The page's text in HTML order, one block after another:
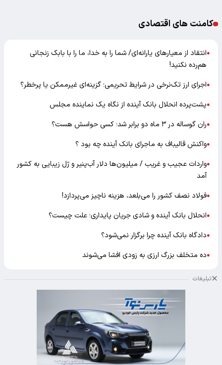
کامنت های اقتصادی
●انتقاد از معیارهای یارانه‌ای/ شما را به خدا، ما را با بابک زنجانی
هم‌رده نکنید!
●اجرای ارز تک‌نرخی در شرایط تحریمی؛ گزینه‌ای غیرممکن یا پرخطر؟
●پشت‌پرده انحلال بانک آینده از نگاه یک نماینده مجلس
●ران گوساله در ۳ ماه دو برابر شد؛ کسی حواسش هست؟
●واکنش قالیباف به ماجرای بانک آینده چه بود ؟
●واردات عجیب و غریب / میلیون‌ها دلار آب‌پنیر و ژل زیبایی به کشور
آمد
●فولاد نصف کشور را می‌بلعد، هزینه ناچیز می‌پردازد!
●انحلال بانک آینده و شادی جریان پایداری؛ علت چیست؟
●دادگاه بانک آینده چرا برگزار نمی‌شود؟
●ده متخلف بزرگ ارزی به زودی افشا می‌شوند
تبلیغات